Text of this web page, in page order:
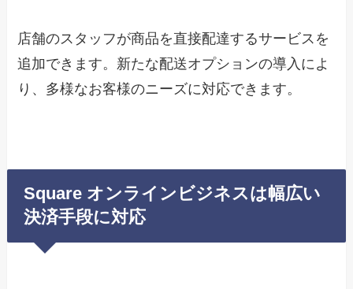
店舗のスタッフが商品を直接配達するサービスを
追加できます。新たな配送オプションの導入によ
り、多様なお客様のニーズに対応できます。
Square オンラインビジネスは幅広い
決済手段に対応